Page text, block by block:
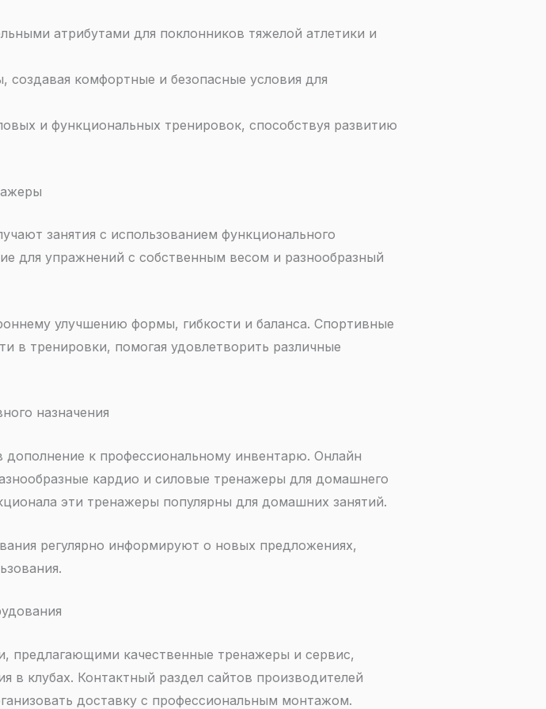
атрибутами для поклонников тяжелой атлетики и
комфортные и безопасные условия для
и функциональных тренировок, способствуя развитию
занятия с использованием функционального
для упражнений с собственным весом и разнообразный
улучшению формы, гибкости и баланса. Спортивные
в тренировки, помогая удовлетворить различные
назначения
к профессиональному инвентарю. Онлайн
кардио и силовые тренажеры для домашнего
эти тренажеры популярны для домашних занятий.
регулярно информируют о новых предложениях,
предлагающими качественные тренажеры и сервис,
в клубах. Контактный раздел сайтов производителей
доставку с профессиональным монтажом.